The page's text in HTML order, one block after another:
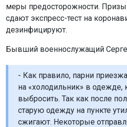
меры предосторожности.
сдают экспресс-тест на
дезинфицируют.
Бывший военнослужащий
- Как правило, парни
на «холодильник» в
выбросить. Так как после
старую одежду на пункте
сжигают. Некоторые